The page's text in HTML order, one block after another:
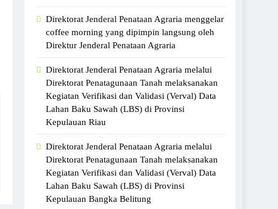
Direktorat Jenderal Penataan Agraria menggelar
coffee morning yang dipimpin langsung oleh
Direktur Jenderal Penataan Agraria
Direktorat Jenderal Penataan Agraria melalui
Direktorat Penatagunaan Tanah melaksanakan
Kegiatan Verifikasi dan Validasi (Verval) Data
Lahan Baku Sawah (LBS) di Provinsi
Kepulauan Riau
Direktorat Jenderal Penataan Agraria melalui
Direktorat Penatagunaan Tanah melaksanakan
Kegiatan Verifikasi dan Validasi (Verval) Data
Lahan Baku Sawah (LBS) di Provinsi
Kepulauan Bangka Belitung